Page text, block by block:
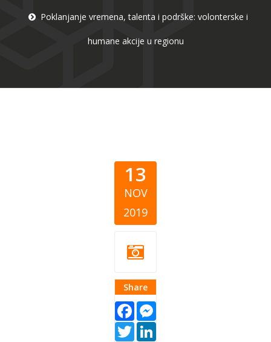
Poklanjanje vremena, talenta i podrške: volonterske i
humane akcije u regionu
13
NOV
2019
Share
Facebook
Twitter